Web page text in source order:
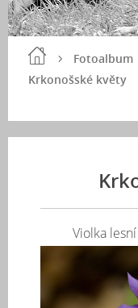
Fotoalbum
Krkonošské květy
Violka